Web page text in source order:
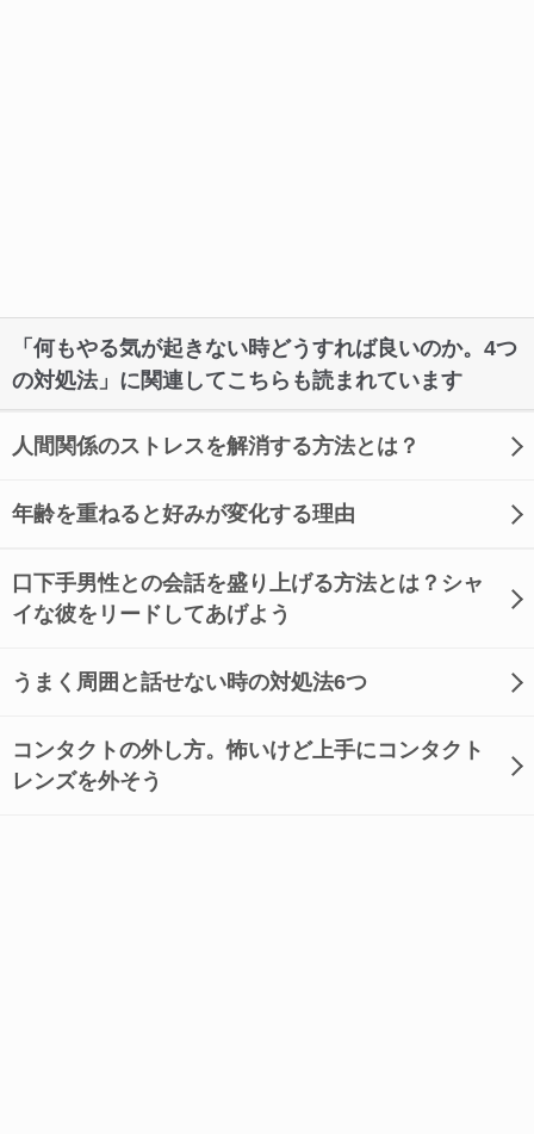
「何もやる気が起きない時どうすれば良いのか。4つ
の対処法」に関連してこちらも読まれています
人間関係のストレスを解消する方法とは？
年齢を重ねると好みが変化する理由
口下手男性との会話を盛り上げる方法とは？シャ
イな彼をリードしてあげよう
うまく周囲と話せない時の対処法6つ
コンタクトの外し方。怖いけど上手にコンタクト
レンズを外そう